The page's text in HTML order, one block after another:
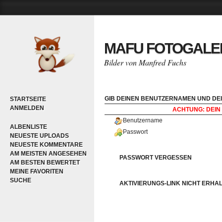
STARTSEITE
ANMELDEN
ALBENLISTE
NEUESTE UPLOADS
NEUESTE KOMMENTARE
AM MEISTEN ANGESEHEN
AM BESTEN BEWERTET
MEINE FAVORITEN
SUCHE
MAFU
Bilder von Manfred Fuchs
GIB DEINEN BENUTZERNAMEN UND
ACHTUNG: DEIN
Benutzername
Passwort
PASSWORT VERGESSEN
AKTIVIERUNGS-LINK NICHT